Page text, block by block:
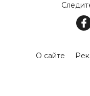
О сайте